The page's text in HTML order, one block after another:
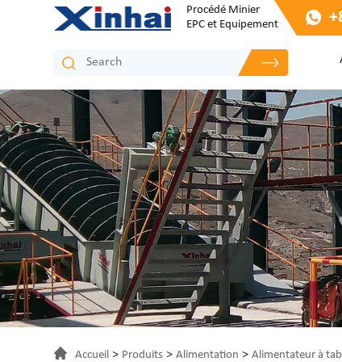
Procédé Minier
EPC et Equipement
Accueil > Produits >Alimentation >Alimentateur à